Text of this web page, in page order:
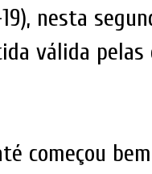
nesta
válida
começou